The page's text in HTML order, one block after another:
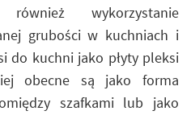
wykorzystanie
grubości w kuchniach i
do kuchni jako płyty pleksi
obecne są jako forma
szafkami lub jako